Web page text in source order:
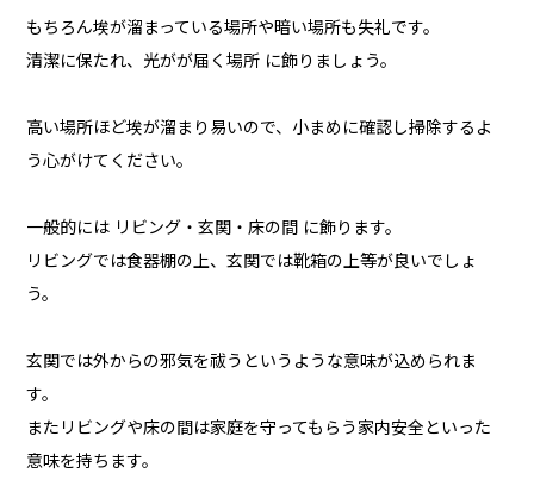
もちろん埃が溜まっている場所や暗い場所も失礼です。
清潔に保たれ、光がが届く場所 に飾りましょう。
高い場所ほど埃が溜まり易いので、小まめに確認し掃除するよ
う心がけてください。
一般的には リビング・玄関・床の間 に飾ります。
リビングでは食器棚の上、玄関では靴箱の上等が良いでしょ
う。
玄関では外からの邪気を祓うというような意味が込められま
す。
またリビングや床の間は家庭を守ってもらう家内安全といった
意味を持ちます。